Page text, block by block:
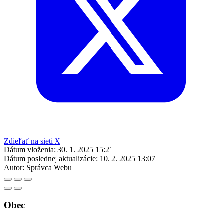
Zdieľať na sieti X
Dátum vloženia: 30. 1. 2025 15:21
Dátum poslednej aktualizácie: 10. 2. 2025 13:07
Autor: Správca Webu
Obec